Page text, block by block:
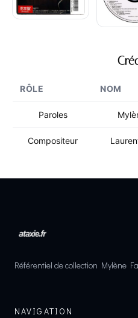
RÔLE NOM
Paroles
Compositeur
Référentiel de collection Mylène
NAVIGATION